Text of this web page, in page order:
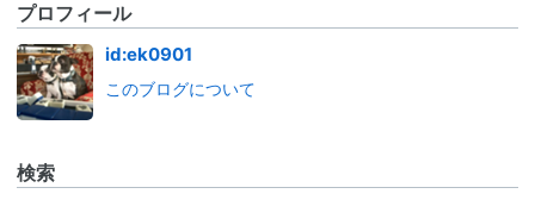
プロフィール
id:ek0901
このブログについて
検索